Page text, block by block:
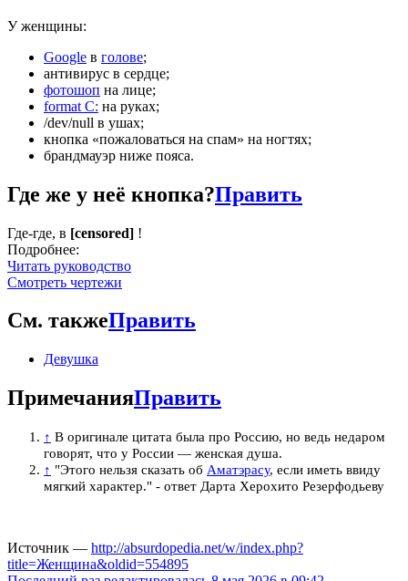
У женщины:
Google в голове;
антивирус в сердце;
фотошоп на лице;
format C: на руках;
/dev/null в ушах;
кнопка «пожаловаться на спам» на ногтях;
брандмауэр ниже пояса.
Где же у неё кнопка?Править
Где-где, в [censored] !
Подробнее:
Читать руководство
Смотреть чертежи
См. такжеПравить
Девушка
ПримечанияПравить
↑ В оригинале цитата была про Россию, но ведь недаром
говорят, что у России — женская душа.
↑ "Этого нельзя сказать об Аматэрасу, если иметь ввиду
мягкий характер." - ответ Дарта Херохито Резерфодьеву
Источник — http://absurdopedia.net/w/index.php?
title=Женщина&oldid=554895